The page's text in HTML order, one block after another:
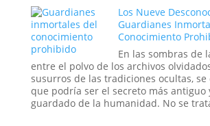
de
Extraños
Profecías
de
Nostradamus:
¿Coincidencia,
Interpretación
o
Fraude?
Los Nueve
Guardianes
Conocimiento
En las sombras de
entre el polvo de los archivos
susurros de las tradiciones ocultas, se
que podría ser el secreto más antiguo
guardado de la humanidad. No se